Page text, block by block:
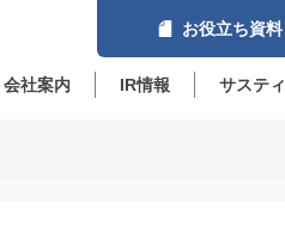
お役立ち資料
会社案内 IR情報 サステ